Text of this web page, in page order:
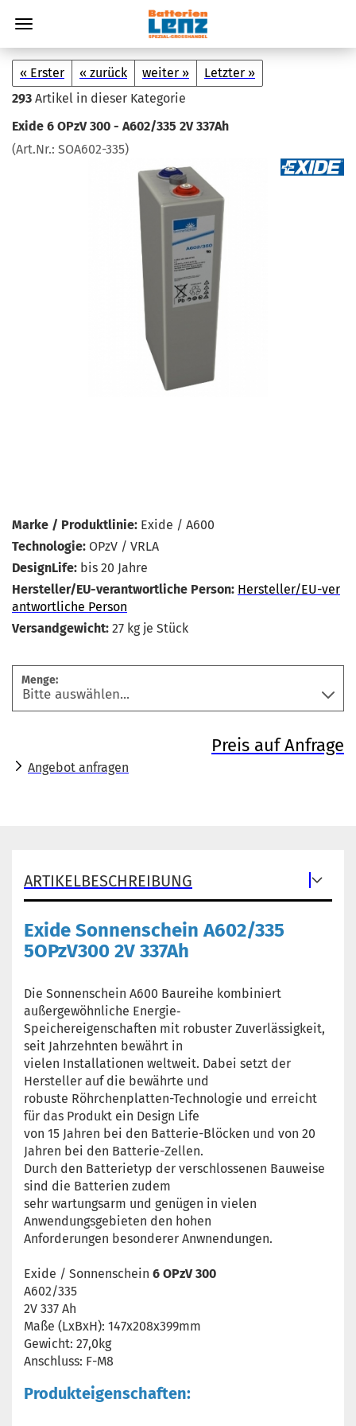
« Erster « zurück weiter »
Letzter »
293 Artikel in dieser Kategorie
Exide 6 OPzV 300 - A602/335 2V 337Ah
(Art.Nr.: SOA602-​335)
Marke / Produktlinie: Exide / A600
Technologie: OPzV / VRLA
DesignLife: bis 20 Jahre
Hersteller/EU-verantwortliche Person: Hersteller/EU-ver
antwortliche Person
Versandgewicht: 27 kg je Stück
Menge:
Preis auf Anfrage
Angebot anfragen
ARTIKELBESCHREIBUNG
Exide Sonnenschein A602/335
5OPzV300 2V 337Ah
Die Sonnenschein A600 Baureihe kombiniert
außergewöhnliche Energie‐
Speichereigenschaften mit robuster Zuverlässigkeit,
seit Jahrzehnten bewährt in
vielen Installationen weltweit. Dabei setzt der
Hersteller auf die bewährte und
robuste Röhrchenplatten-Technologie und erreicht
für das Produkt ein Design Life
von 15 Jahren bei den Batterie-Blöcken und von 20
Jahren bei den Batterie-Zellen.
Durch den Batterietyp der verschlossenen Bauweise
sind die Batterien zudem
sehr wartungsarm und genügen in vielen
Anwendungsgebieten den hohen
Anforderungen besonderer Anwnendungen.
Exide / Sonnenschein 6 OPzV 300
A602/335
2V 337 Ah
Maße (LxBxH): 147x208x399mm
Gewicht: 27,0kg
Anschluss: F-M8
Produkteigenschaften: